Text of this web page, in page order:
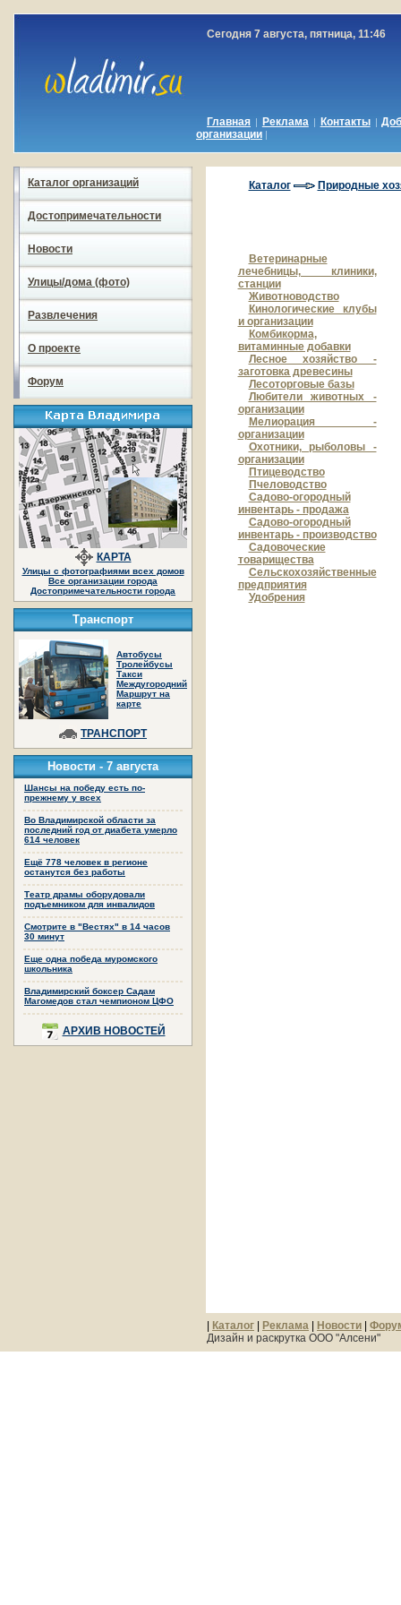
Сегодня 7 августа, пятница, 11:46
Главная | Реклама | Контакты|
организации |
Каталог организаций
Достопримечательности
Новости
Улицы/дома (фото)
Развлечения
О проекте
Форум
КАРТА
Улицы с фотографиями всех домов
Все организации города
Достопримечательности города
Транспорт
Автобусы
Тролейбусы
Такси
Междугородний
Маршрут на
карте
ТРАНСПОРТ
Новости -7 августа
Шансы на победу есть по-
прежнему у всех
Во Владимирской области за
последний год от диабета умерло
614 человек
Ещё 778 человек в регионе
останутся без работы
Театр драмы оборудовали
подъемником для инвалидов
Смотрите в "Вестях" в 14 часов
30 минут
Еще одна победа муромского
школьника
Владимирский боксер Садам
Магомедов стал чемпионом ЦФО
АРХИВ НОВОСТЕЙ
Каталог Природные
Ветеринарные
лечебницы, клиники,
станции
Животноводство
Кинологические клубы
и организации
Комбикорма,
витаминные добавки
Лесное хозяйство -
заготовка древесины
Лесоторговые базы
Любители животных -
организации
Мелиорация -
организации
Охотники, рыболовы -
организации
Птицеводство
Пчеловодство
Садово-огородный
инвентарь - продажа
Садово-огородный
инвентарь - производство
Садовоческие
товарищества
Сельскохозяйственные
предприятия
Удобрения
Каталог Реклама Новости
Дизайн и раскрутка ООО "Алсени"